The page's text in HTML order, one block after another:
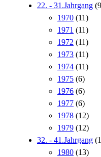
22. - 31.Jahrgang
1970 (11)
1971 (11)
1972 (11)
1973 (11)
1974 (11)
1975 (6)
1976 (6)
1977 (6)
1978 (12)
1979 (12)
32. - 41.Jahrgang
1980 (13)